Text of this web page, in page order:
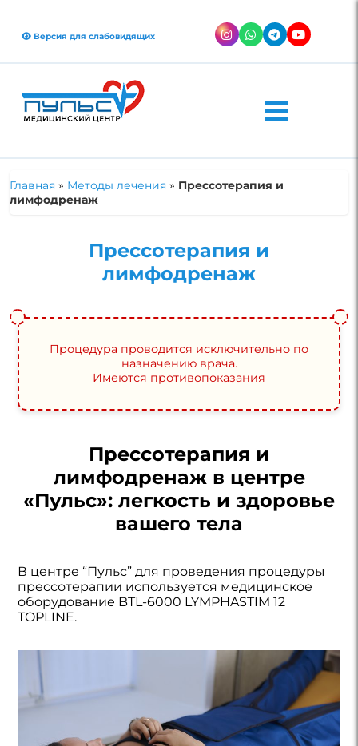
Версия для слабовидящих
Главная » Методы лечения » Прессотерапия и
лимфодренаж
Прессотерапия и
лимфодренаж
Процедура проводится исключительно по
назначению врача.
Имеются противопоказания
Прессотерапия и
лимфодренаж в центре
«Пульс»: легкость и здоровье
вашего тела
В центре “Пульс” для проведения процедуры
прессотерапии используется медицинское
оборудование BTL-6000 LYMPHASTIM 12
TOPLINE.